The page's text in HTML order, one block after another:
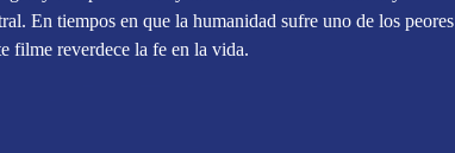
En tiempos en que la humanidad sufre uno de los peores
filme reverdece la fe en la vida.